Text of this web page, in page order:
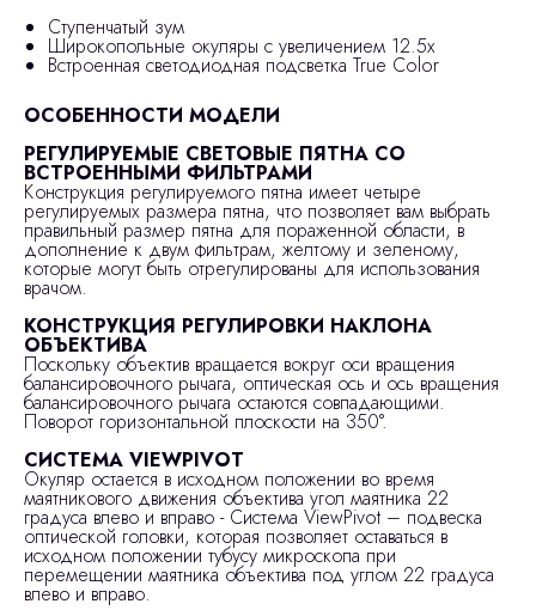
Ступенчатый зум
Широкопольные окуляры с увеличением 12.5x
Встроенная светодиодная подсветка True Color
ОСОБЕННОСТИ МОДЕЛИ
РЕГУЛИРУЕМЫЕ СВЕТОВЫЕ ПЯТНА СО
ВСТРОЕННЫМИ ФИЛЬТРАМИ
Конструкция регулируемого пятна имеет четыре
регулируемых размера пятна, что позволяет вам выбрать
правильный размер пятна для пораженной области, в
дополнение к двум фильтрам, желтому и зеленому,
которые могут быть отрегулированы для использования
врачом.
КОНСТРУКЦИЯ РЕГУЛИРОВКИ НАКЛОНА
ОБЪЕКТИВА
Поскольку объектив вращается вокруг оси вращения
балансировочного рычага, оптическая ось и ось вращения
балансировочного рычага остаются совпадающими.
Поворот горизонтальной плоскости на 350°.
СИСТЕМА VIEWPIVOT
Окуляр остается в исходном положении во время
маятникового движения объектива угол маятника 22
градуса влево и вправо - Система ViewPivot – подвеска
оптической головки, которая позволяет оставаться в
исходном положении тубусу микроскопа при
перемещении маятника объектива под углом 22 градуса
влево и вправо.